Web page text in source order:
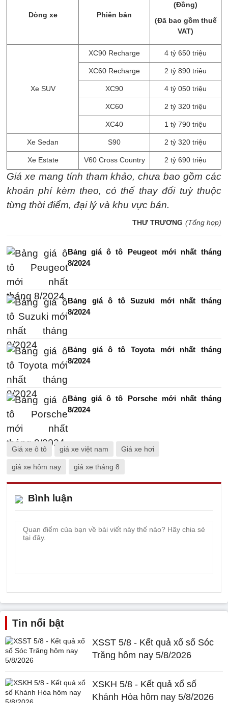
Dòng xe Phiên bản
(Đồng)
(Đã bao gồm thuế
VAT)
Xe SUV
XC90 Recharge 4 tỷ 650 triệu
XC60 Recharge 2 tỷ 890 triệu
XC90 4 tỷ 050 triệu
XC60 2 tỷ 320 triệu
XC40 1 tỷ 790 triệu
Xe Sedan S90 2 tỷ 320 triệu
Xe Estate V60 Cross Country 2 tỷ 690 triệu
Giá xe mang tính tham khảo, chưa bao gồm các
khoản phí kèm theo, có thể thay đổi tuỳ thuộc
từng thời điểm, đại lý và khu vực bán.
THƯ TRƯƠNG (Tổng hợp)
Bảng giá ô tô Peugeot mới nhất tháng
8/2024
Bảng giá ô tô Suzuki mới nhất tháng
8/2024
Bảng giá ô tô Toyota mới nhất tháng
8/2024
Bảng giá ô tô Porsche mới nhất tháng
8/2024
Giá xe ô tô giá xe việt nam Giá xe hơi
giá xe hôm nay giá xe tháng 8
Bình luận
Tin nổi bật
XSST 5/8 - Kết quả xổ số Sóc
Trăng hôm nay 5/8/2026
XSKH 5/8 - Kết quả xổ số
Khánh Hòa hôm nay 5/8/2026